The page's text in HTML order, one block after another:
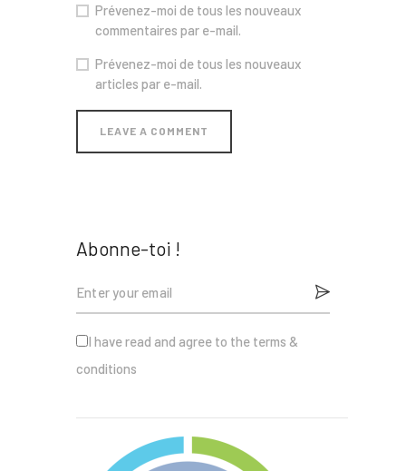
Prévenez-moi de tous les nouveaux
commentaires par e-mail.
Prévenez-moi de tous les nouveaux
articles par e-mail.
Abonne-toi !
I have read and agree to the terms &
conditions